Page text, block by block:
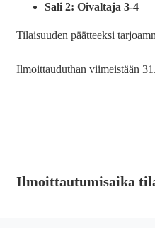
Sali 2: Oivaltaja 3-4
Tilaisuuden päätteeksi
Ilmoittauduthan viimeistään
Ilmoittautumisaika